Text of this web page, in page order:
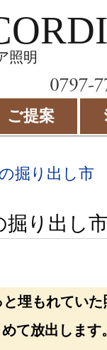
照明
ご提案
掘り出し市
掘り出し
埋もれてい
て放出しま